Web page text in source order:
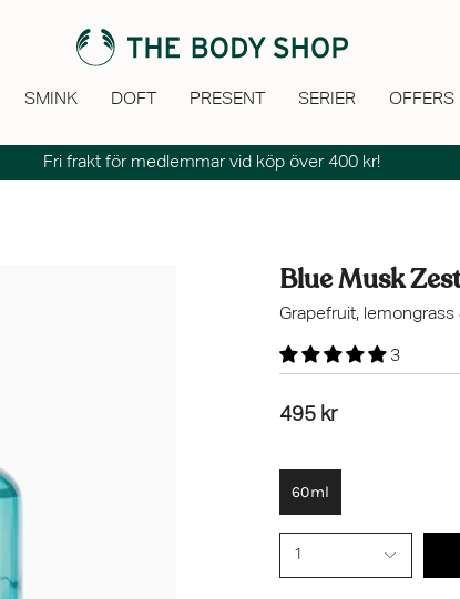
SMINK DOFT PRESENT SERIER OFFERS
Club Deal: Shower Gel 250 ml -20%✨
Fri frakt för medlemmar vid köp över 400 kr!
Blue Musk
Grapefruit, lemongrass
3
495 kr
60ml
1